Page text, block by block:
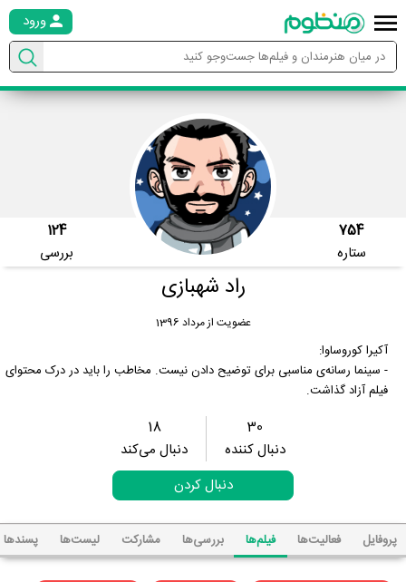
ورود
754
ستاره
124
بررسی
راد شهبازی
عضویت از مرداد 1396
آکیرا کوروساوا:
- سینما رسانه‌ی مناسبی برای توضیح دادن نیست. مخاطب را باید در درک محتوای
فیلم آزاد گذاشت.
30
دنبال کننده
18
دنبال می‌کند
دنبال کردن
پروفایل فعالیت‌ها فیلم‌ها بررسی‌ها مشارکت لیست‌ها پسند‌ها